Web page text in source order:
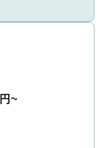
円~